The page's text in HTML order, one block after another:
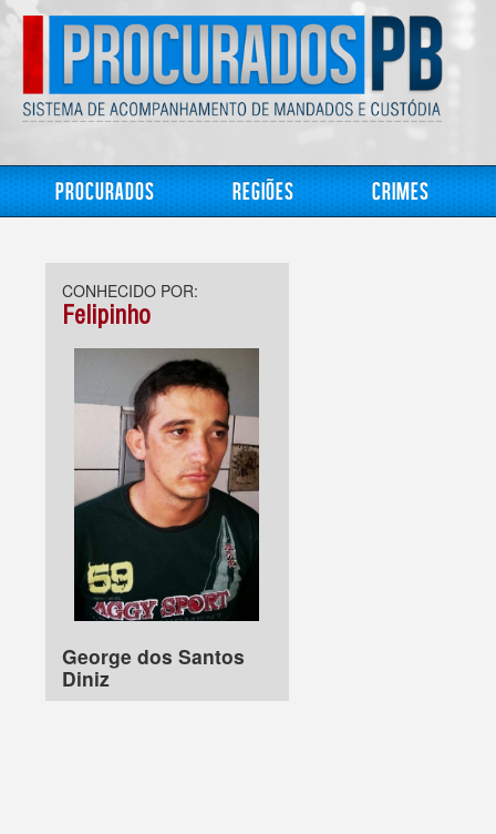
Procurados Regiões Crimes
CONHECIDO POR:
Felipinho
George dos Santos
Diniz